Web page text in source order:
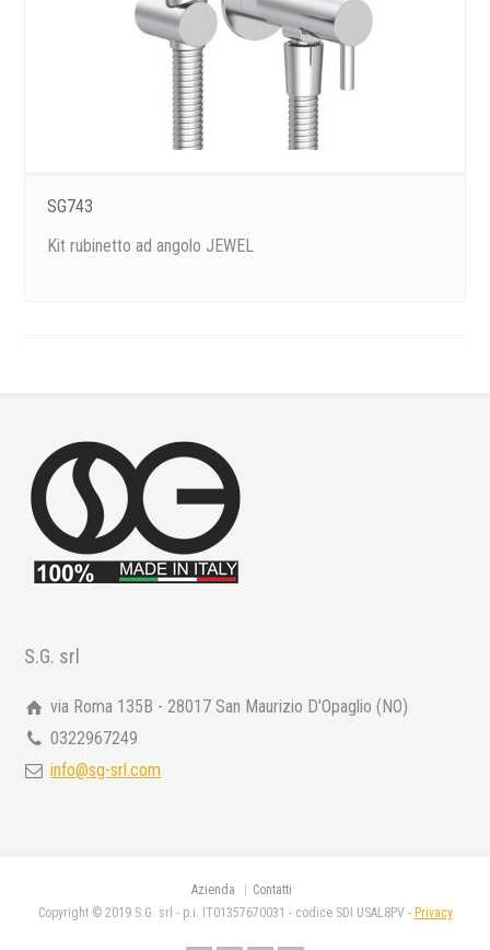
SG743
Kit rubinetto ad angolo JEWEL
S.G. srl
via Roma 135B - 28017 San Maurizio D'Opaglio (NO)
0322967249
info@sg-srl.com
Azienda
Contatti
Copyright © 2019 S.G. srl - p.i. IT01357670031 - codice SDI USAL8PV - Privacy